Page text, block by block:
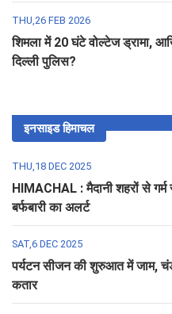
THU,26 FEB 2026
शिमला में 20 घंटे वोल्टेज ड्रामा,
दिल्ली पुलिस?
इनसाइड हिमाचल
THU,18 DEC 2025
HIMACHAL : मैदानी शहरों से
बर्फबारी का अलर्ट
SAT,6 DEC 2025
पर्यटन सीजन की शुरुआत में जाम,
कतार